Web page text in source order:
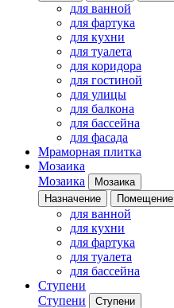
для ванной
для фартука
для кухни
для туалета
для коридора
для гостиной
для улицы
для балкона
для бассейна
для фасада
Мраморная плитка
Мозаика
Мозаика
Мозаика
Назначение
Помещение
для ванной
для кухни
для фартука
для туалета
для бассейна
Ступени
Ступени
Ступени